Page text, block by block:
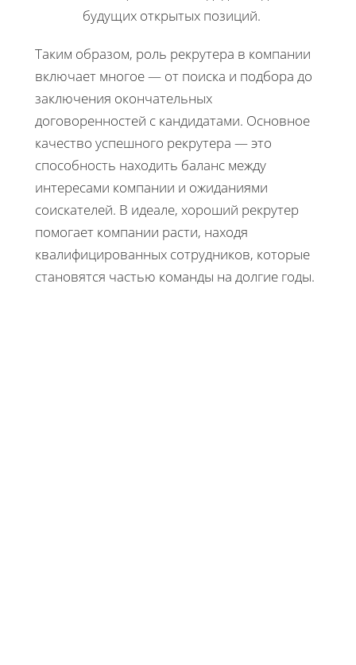
будущих открытых позиций.
Таким образом, роль рекрутера в компании
включает многое — от поиска и подбора до
заключения окончательных
договоренностей с кандидатами. Основное
качество успешного рекрутера — это
способность находить баланс между
интересами компании и ожиданиями
соискателей. В идеале, хороший рекрутер
помогает компании расти, находя
квалифицированных сотрудников, которые
становятся частью команды на долгие годы.